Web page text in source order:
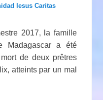
Iesus Caritas
2017, la famille
Madagascar a été
de deux prêtres
atteints par un mal